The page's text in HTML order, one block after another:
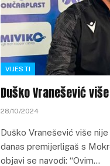
VIJESTI
Duško Vranešević
28/10/2024
Duško Vranešević više
danas premijerligaš s
objavi se navodi: “Ovim…